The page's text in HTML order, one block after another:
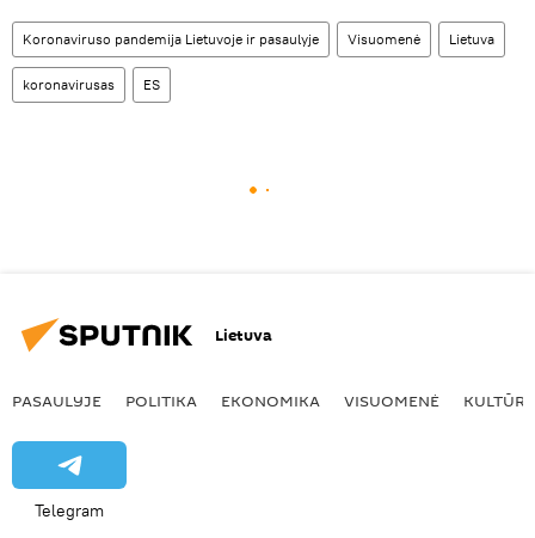
Koronaviruso pandemija Lietuvoje ir pasaulyje Visuomenė Lietuva
koronavirusas ES
Lietuva
PASAULYJE POLITIKA EKONOMIKA VISUOMENĖ KULTŪRA
Telegram